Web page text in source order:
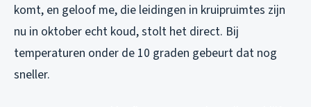
komt, en geloof me, die leidingen in kruipruimtes zijn
nu in oktober echt koud, stolt het direct. Bij
temperaturen onder de 10 graden gebeurt dat nog
sneller.